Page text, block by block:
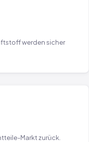
werden sicher
Markt zurück.